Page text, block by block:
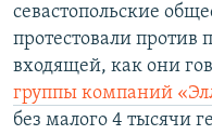
севастопольские
протестовали
входящей, как они
группы компаний
без малого 4 тысячи